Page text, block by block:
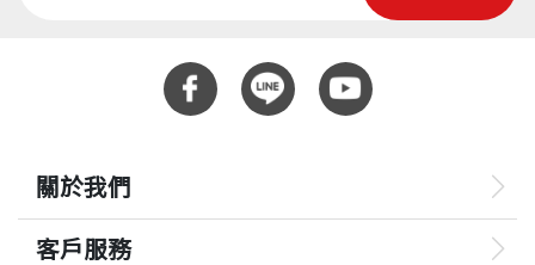
關於我們
客戶服務